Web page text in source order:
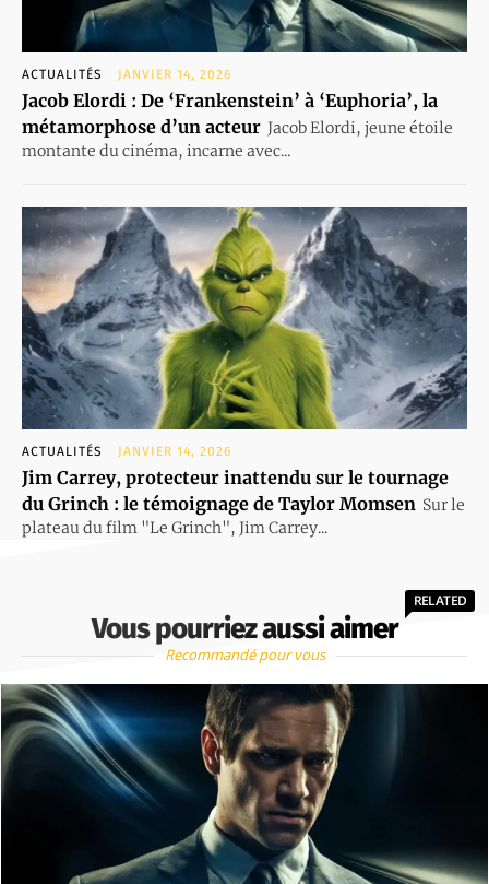
ACTUALITÉS JANVIER 14, 2026
Jacob Elordi : De ‘Frankenstein’ à ‘Euphoria’, la
métamorphose d’un acteur Jacob Elordi, jeune étoile
montante du cinéma, incarne avec...
ACTUALITÉS JANVIER 14, 2026
Jim Carrey, protecteur inattendu sur le tournage
du Grinch : le témoignage de Taylor Momsen Sur le
plateau du film "Le Grinch", Jim Carrey...
Vous pourriez aussi aimer
RELATED
Recommandé pour vous